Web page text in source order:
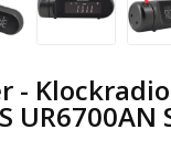
-
UR6700AN